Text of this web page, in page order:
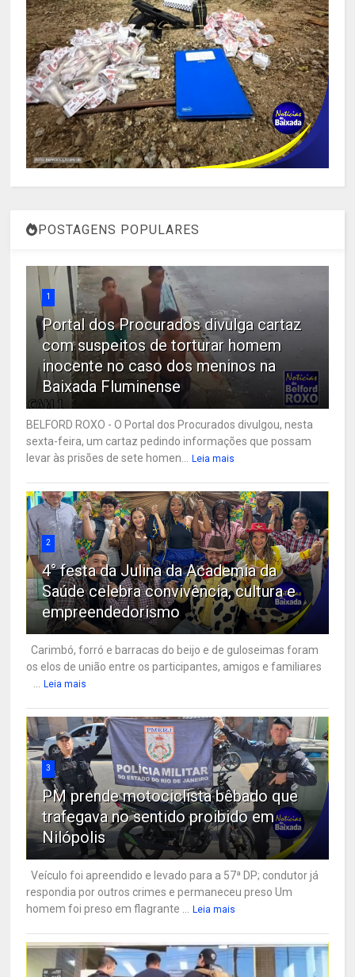
POSTAGENS POPULARES
1
Portal dos Procurados divulga cartaz
com suspeitos de torturar homem
inocente no caso dos meninos na
Baixada Fluminense
BELFORD ROXO - O Portal dos Procurados divulgou, nesta
sexta-feira, um cartaz pedindo informações que possam
levar às prisões de sete homen...
Leia mais
2
4° festa da Julina da Academia da
Saúde celebra convivência, cultura e
empreendedorismo
Carimbó, forró e barracas do beijo e de guloseimas foram
os elos de união entre os participantes, amigos e familiares
Leia mais
3
PM prende motociclista bêbado que
trafegava no sentido proibido em
Nilópolis
Veículo foi apreendido e levado para a 57ª DP; condutor já
respondia por outros crimes e permaneceu preso Um
homem foi preso em flagrante ...
Leia mais